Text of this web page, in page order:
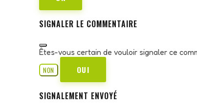
SIGNALER LE COMMENTAIRE
Êtes-vous certain de vouloir signaler ce
NON
OUI
SIGNALEMENT ENVOYÉ